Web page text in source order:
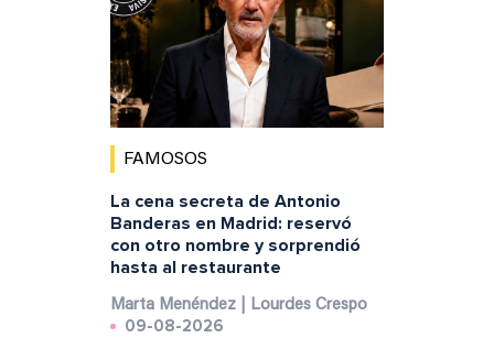
FAMOSOS
La cena secreta de Antonio
Banderas en Madrid: reservó
con otro nombre y sorprendió
hasta al restaurante
Marta Menéndez | Lourdes Crespo
09-08-2026